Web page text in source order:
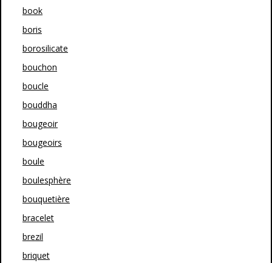
book
boris
borosilicate
bouchon
boucle
bouddha
bougeoir
bougeoirs
boule
boulesphère
bouquetière
bracelet
brezil
briquet